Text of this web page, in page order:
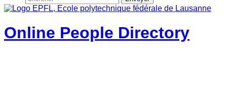
Online People Directory